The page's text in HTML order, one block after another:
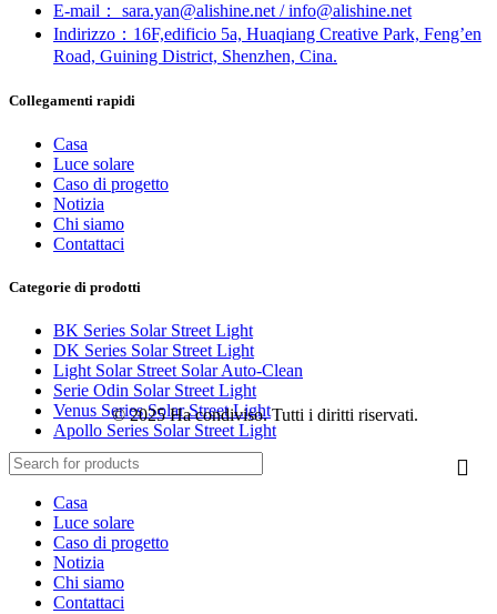
E-mail： sara.yan@alishine.net / info@alishine.net
Indirizzo：16F,edificio 5a, Huaqiang Creative Park, Feng’en
Road, Guining District, Shenzhen, Cina.
Collegamenti rapidi
Casa
Luce solare
Caso di progetto
Notizia
Chi siamo
Contattaci
Categorie di prodotti
BK Series Solar Street Light
DK Series Solar Street Light
Light Solar Street Solar Auto-Clean
Serie Odin Solar Street Light
Venus Series Solar Street Light
Apollo Series Solar Street Light
© 2025 Ha condiviso. Tutti i diritti riservati.
Casa
Luce solare
Caso di progetto
Notizia
Chi siamo
Contattaci